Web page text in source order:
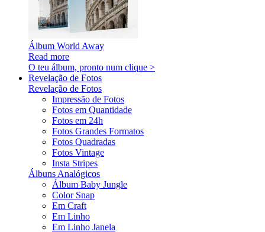
Álbum World Away
Read more
O teu álbum, pronto num clique >
Revelação de Fotos
Revelação de Fotos
Impressão de Fotos
Fotos em Quantidade
Fotos em 24h
Fotos Grandes Formatos
Fotos Quadradas
Fotos Vintage
Insta Stripes
Álbuns Analógicos
Álbum Baby Jungle
Color Snap
Em Craft
Em Linho
Em Linho Janela